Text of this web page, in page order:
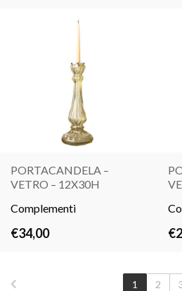
TUTTO
PORTACANDELA –
VETRO – 12X30H
Complementi
€34,00 €
1 2